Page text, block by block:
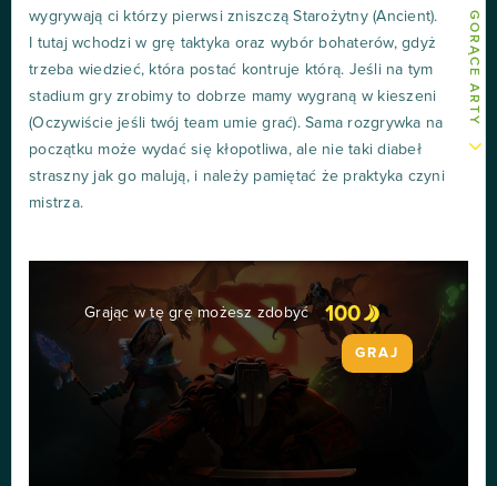
GORĄCE ARTY
wygrywają ci którzy pierwsi zniszczą Starożytny (Ancient).
I tutaj wchodzi w grę taktyka oraz wybór bohaterów, gdyż
trzeba wiedzieć, która postać kontruje którą. Jeśli na tym
stadium gry zrobimy to dobrze mamy wygraną w kieszeni
(Oczywiście jeśli twój team umie grać). Sama rozgrywka na
początku może wydać się kłopotliwa, ale nie taki diabeł
straszny jak go malują, i należy pamiętać że praktyka czyni
mistrza.
Grając w tę grę możesz zdobyć 100
GRAJ